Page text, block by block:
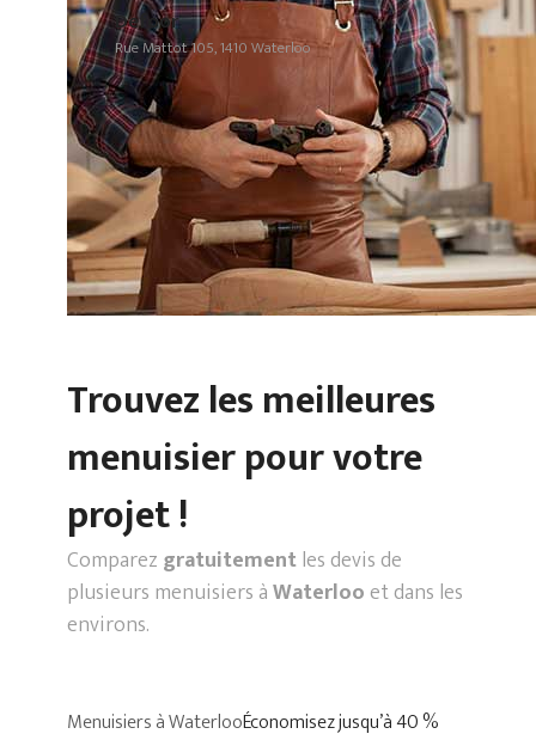
Defoor
Rue Mattot 105, 1410 Waterloo
Trouvez les meilleures
menuisier pour votre
projet !
Comparez gratuitementles devis de
plusieurs menuisiers àWaterlooet dans les
environs.
Menuisiers à WaterlooÉconomisez jusqu’à 40 %